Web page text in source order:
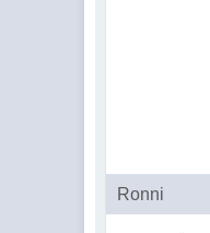
Ronni